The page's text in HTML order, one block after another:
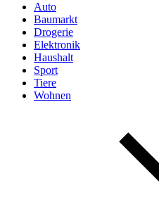
Auto
Baumarkt
Drogerie
Elektronik
Haushalt
Sport
Tiere
Wohnen